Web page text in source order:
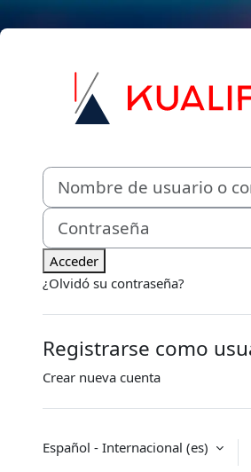
Nombre de usuario o correo
Contraseña
Acceder
¿Olvidó su contraseña?
Registrarse como
Crear nueva cuenta
Español - Internacional ‎(es)‎